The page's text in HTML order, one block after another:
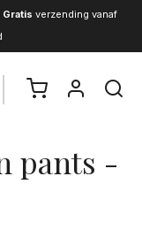
Gratis verzending vanaf
pants -